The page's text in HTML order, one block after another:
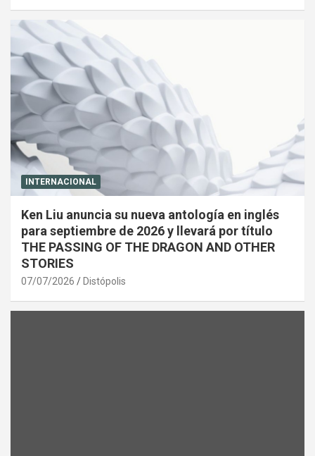
INTERNACIONAL
Ken Liu anuncia su nueva antología en inglés
para septiembre de 2026 y llevará por título
THE PASSING OF THE DRAGON AND OTHER
STORIES
07/07/2026 Distópolis